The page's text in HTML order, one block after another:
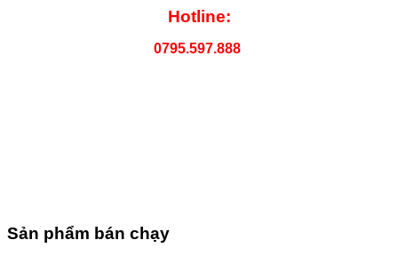
Hotline:
0795.597.888
Sản phẩm bán chạy